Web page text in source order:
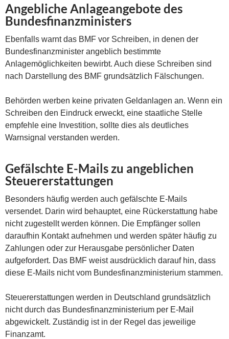
Angebliche Anlageangebote des
Bundesfinanzministers
Ebenfalls warnt das BMF vor Schreiben, in denen der
Bundesfinanzminister angeblich bestimmte
Anlagemöglichkeiten bewirbt. Auch diese Schreiben sind
nach Darstellung des BMF grundsätzlich Fälschungen.
Behörden werben keine privaten Geldanlagen an. Wenn ein
Schreiben den Eindruck erweckt, eine staatliche Stelle
empfehle eine Investition, sollte dies als deutliches
Warnsignal verstanden werden.
Gefälschte E-Mails zu angeblichen
Steuererstattungen
Besonders häufig werden auch gefälschte E-Mails
versendet. Darin wird behauptet, eine Rückerstattung habe
nicht zugestellt werden können. Die Empfänger sollen
daraufhin Kontakt aufnehmen und werden später häufig zu
Zahlungen oder zur Herausgabe persönlicher Daten
aufgefordert. Das BMF weist ausdrücklich darauf hin, dass
diese E-Mails nicht vom Bundesfinanzministerium stammen.
Steuererstattungen werden in Deutschland grundsätzlich
nicht durch das Bundesfinanzministerium per E-Mail
abgewickelt. Zuständig ist in der Regel das jeweilige
Finanzamt.